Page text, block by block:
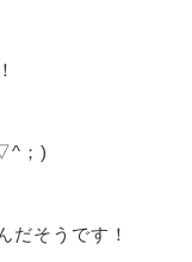
；)
だそうです！